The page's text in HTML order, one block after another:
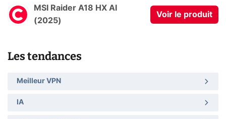
MSI Raider A18 HX AI
(2025)
Voir le produit
Les tendances
Meilleur VPN
IA